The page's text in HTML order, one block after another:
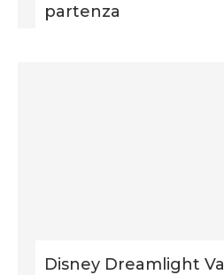
partenza
Disney Dreamlight